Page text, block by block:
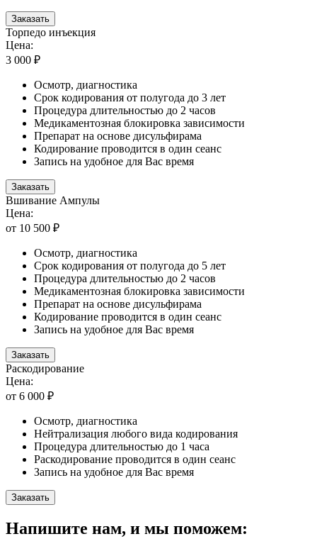
Заказать
Торпедо инъекция
Цена:
3 000 ₽
Осмотр, диагностика
Срок кодирования от полугода до 3 лет
Процедура длительностью до 2 часов
Медикаментозная блокировка зависимости
Препарат на основе дисульфирама
Кодирование проводится в один сеанс
Запись на удобное для Вас время
Заказать
Вшивание Ампулы
Цена:
от 10 500 ₽
Осмотр, диагностика
Срок кодирования от полугода до 5 лет
Процедура длительностью до 2 часов
Медикаментозная блокировка зависимости
Препарат на основе дисульфирама
Кодирование проводится в один сеанс
Запись на удобное для Вас время
Заказать
Раскодирование
Цена:
от 6 000 ₽
Осмотр, диагностика
Нейтрализация любого вида кодирования
Процедура длительностью до 1 часа
Раскодирование проводится в один сеанс
Запись на удобное для Вас время
Заказать
Напишите нам, и мы поможем: